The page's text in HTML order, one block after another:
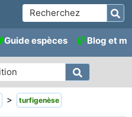
Guide espèces Blog et
> turfigenèse